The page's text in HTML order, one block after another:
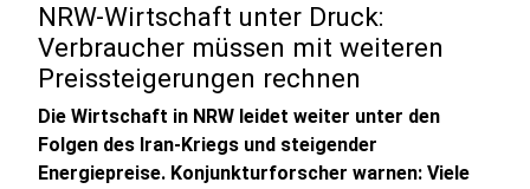
NRW-Wirtschaft unter Druck:
Verbraucher müssen mit weiteren
Preissteigerungen rechnen
Die Wirtschaft in NRW leidet weiter unter den
Folgen des Iran-Kriegs und steigender
Energiepreise. Konjunkturforscher warnen: Viele